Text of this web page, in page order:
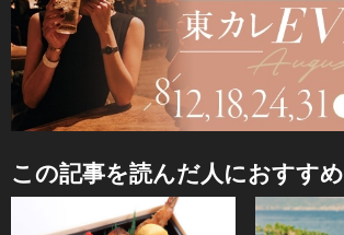
この記事を読んだ人におすすめ